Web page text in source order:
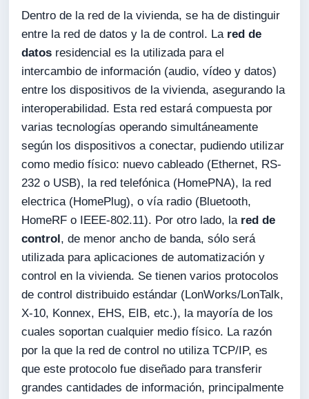
Dentro de la red de la vivienda, se ha de distinguir
entre la red de datos y la de control. La red de
datos residencial es la utilizada para el
intercambio de información (audio, vídeo y datos)
entre los dispositivos de la vivienda, asegurando la
interoperabilidad. Esta red estará compuesta por
varias tecnologías operando simultáneamente
según los dispositivos a conectar, pudiendo utilizar
como medio físico: nuevo cableado (Ethernet, RS-
232 o USB), la red telefónica (HomePNA), la red
electrica (HomePlug), o vía radio (Bluetooth,
HomeRF o IEEE-802.11). Por otro lado, la red de
control , de menor ancho de banda, sólo será
utilizada para aplicaciones de automatización y
control en la vivienda. Se tienen varios protocolos
de control distribuido estándar (LonWorks/LonTalk,
X-10, Konnex, EHS, EIB, etc.), la mayoría de los
cuales soportan cualquier medio físico. La razón
por la que la red de control no utiliza TCP/IP, es
que este protocolo fue diseñado para transferir
grandes cantidades de información, principalmente